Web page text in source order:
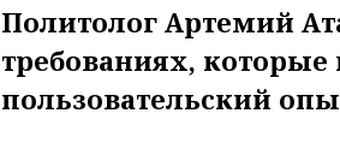
Политолог Артемий
требованиях,
пользовательский